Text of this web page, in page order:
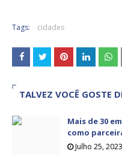
Tags: cidades
TALVEZ VOCÊ GOSTE
Mais de 30
como
Julho 25, 2023